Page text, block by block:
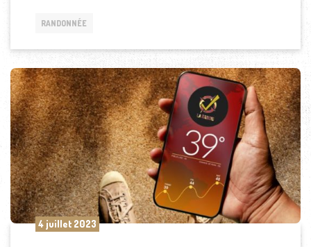
RANDONNÉE
4 juillet 2023